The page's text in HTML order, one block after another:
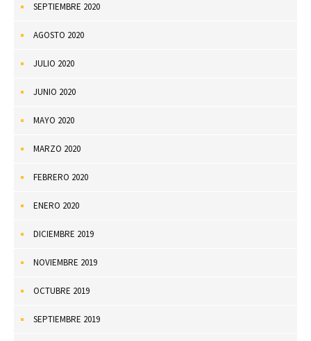
SEPTIEMBRE 2020
AGOSTO 2020
JULIO 2020
JUNIO 2020
MAYO 2020
MARZO 2020
FEBRERO 2020
ENERO 2020
DICIEMBRE 2019
NOVIEMBRE 2019
OCTUBRE 2019
SEPTIEMBRE 2019